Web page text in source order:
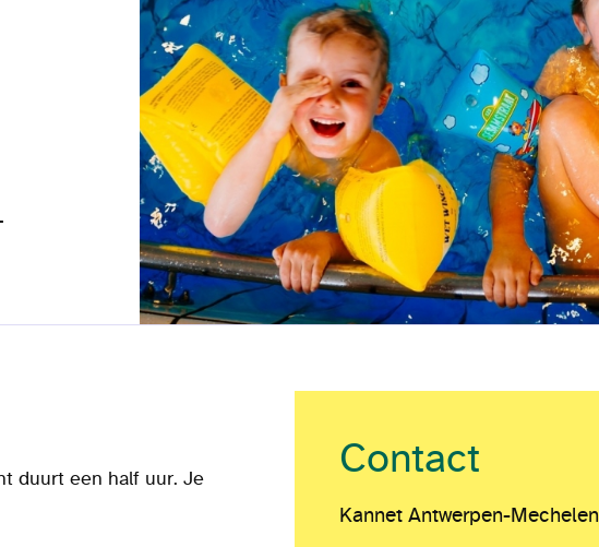
duurt een half uur. Je
Contact
Kannet Antwerpen-Mechelen